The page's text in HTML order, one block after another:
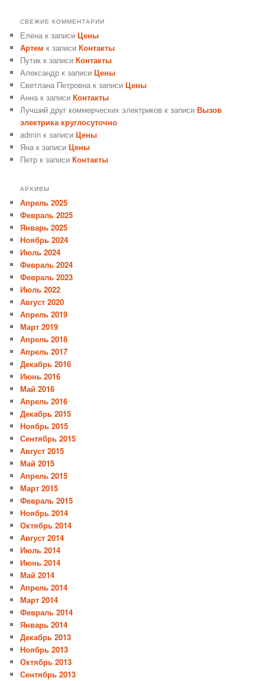
СВЕЖИЕ КОММЕНТАРИИ
Елена к записиЦены
Артем к записиКонтакты
Путик к записиКонтакты
Александр к записиЦены
Светлана Петровна к записиЦены
Анна к записиКонтакты
Лучший друг коммерческих электриков к записиВызов
электрика круглосуточно
admin к записиЦены
Яна к записиЦены
Петр к записиКонтакты
АРХИВЫ
Апрель 2025
Февраль 2025
Январь 2025
Ноябрь 2024
Июль 2024
Февраль 2024
Февраль 2023
Июль 2022
Август 2020
Апрель 2019
Март 2019
Апрель 2018
Апрель 2017
Декабрь 2016
Июнь 2016
Май 2016
Апрель 2016
Декабрь 2015
Ноябрь 2015
Сентябрь 2015
Август 2015
Май 2015
Апрель 2015
Март 2015
Февраль 2015
Ноябрь 2014
Октябрь 2014
Август 2014
Июль 2014
Июнь 2014
Май 2014
Апрель 2014
Март 2014
Февраль 2014
Январь 2014
Декабрь 2013
Ноябрь 2013
Октябрь 2013
Сентябрь 2013